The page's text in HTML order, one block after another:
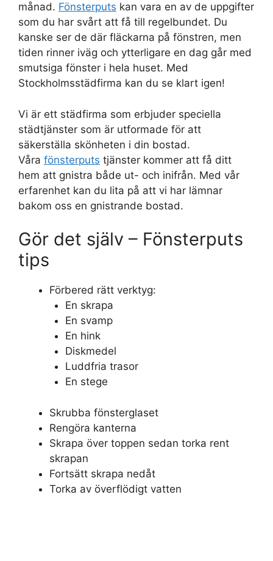
månad. Fönsterputs kan vara en av de uppgifter
som du har svårt att få till regelbundet. Du
kanske ser de där fläckarna på fönstren, men
tiden rinner iväg och ytterligare en dag går med
smutsiga fönster i hela huset. Med
Stockholmsstädfirma kan du se klart igen!
Vi är ett städfirma som erbjuder speciella
städtjänster som är utformade för att
säkerställa skönheten i din bostad.
Våra fönsterputs tjänster kommer att få ditt
hem att gnistra både ut- och inifrån. Med vår
erfarenhet kan du lita på att vi har lämnar
bakom oss en gnistrande bostad.
Gör det själv – Fönsterputs
tips
Förbered rätt verktyg:
En skrapa
En svamp
En hink
Diskmedel
Luddfria trasor
En stege
Skrubba fönsterglaset
Rengöra kanterna
Skrapa över toppen sedan torka rent
skrapan
Fortsätt skrapa nedåt
Torka av överflödigt vatten